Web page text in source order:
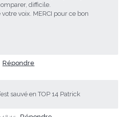
difficile.
voix. MERCI pour ce bon
Répondre
sauvé en TOP 14 Patrick